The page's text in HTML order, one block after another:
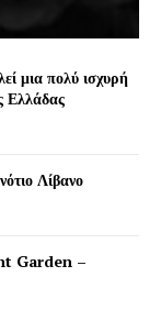
μια πολύ ισχυρή
Ελλάδας
Λίβανο
Garden –